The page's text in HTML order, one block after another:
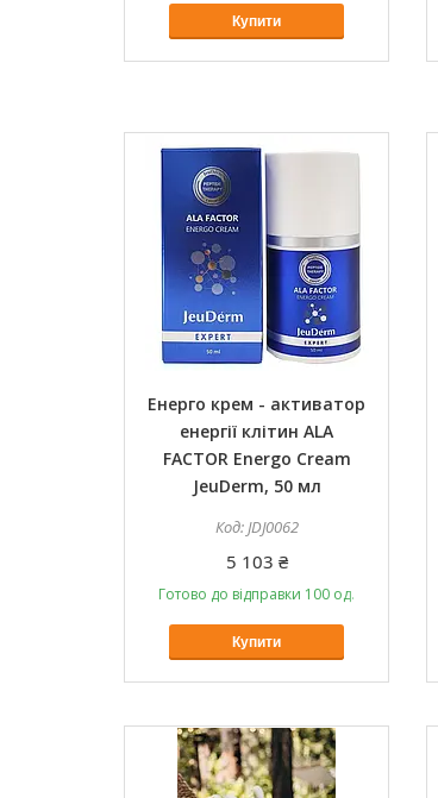
Купити
Енерго крем - активатор
енергії клітин ALA
FACTOR Energo Cream
JeuDerm, 50 мл
JDJ0062
5 103 ₴
Готово до відправки 100 од.
Купити